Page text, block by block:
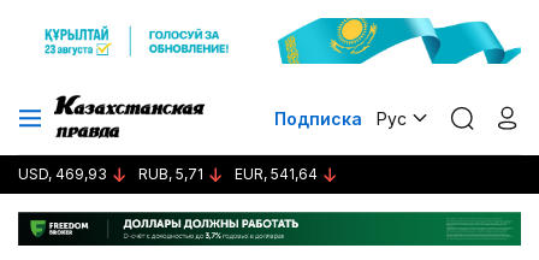
Подписка Рус
USD, 469,93 RUB, 5,71 EUR, 541,64